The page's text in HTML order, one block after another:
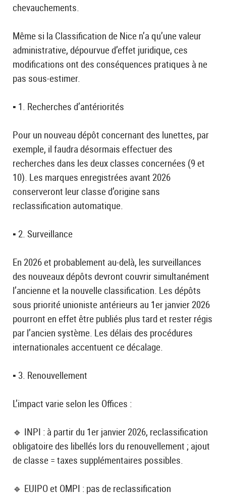
chevauchements.
Même si la Classification de Nice n’a qu’une valeur
administrative, dépourvue d’effet juridique, ces
modifications ont des conséquences pratiques à ne
pas sous-estimer.
▪️ 1. Recherches d’antériorités
Pour un nouveau dépôt concernant des lunettes, par
exemple, il faudra désormais effectuer des
recherches dans les deux classes concernées (9 et
10). Les marques enregistrées avant 2026
conserveront leur classe d’origine sans
reclassification automatique.
▪️ 2. Surveillance
En 2026 et probablement au-delà, les surveillances
des nouveaux dépôts devront couvrir simultanément
l’ancienne et la nouvelle classification. Les dépôts
sous priorité unioniste antérieurs au 1er janvier 2026
pourront en effet être publiés plus tard et rester régis
par l’ancien système. Les délais des procédures
internationales accentuent ce décalage.
▪️ 3. Renouvellement
L’impact varie selon les Offices :
🔹 INPI : à partir du 1er janvier 2026, reclassification
obligatoire des libellés lors du renouvellement ; ajout
de classe = taxes supplémentaires possibles.
🔹 EUIPO et OMPI : pas de reclassification